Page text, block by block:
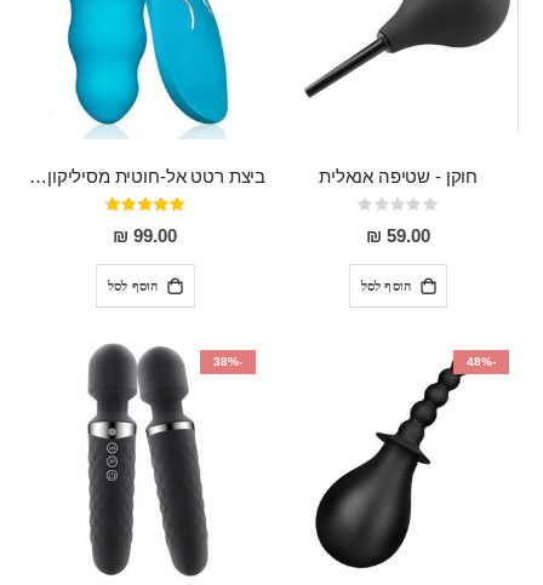
חוקן - שטיפה אנאלית
Rating:
0%
59.00 ₪
הוסף לסל
ביצת רטט אל-חוטית מסיליקון רפואי בגודל של 8 ס"מ ורוחב 3 ס"מ בעלת 20 מהירויות שונות "ENKI"
דירוג:
93%
99.00 ₪
הוסף לסל
-48%
-38%